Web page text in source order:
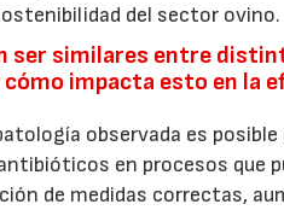
del sector ovino.
ser similares entre
impacta esto en la
observada es
en procesos que
de medidas correctas,